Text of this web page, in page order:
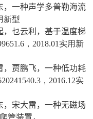
，一种声学多普勒海流
新型
，乜云利，基于温度梯
， 2018.01 实用新
，贾鹏飞，一种低功耗
， 2016.12实
，宋大雷，一种无磁场
管装置，